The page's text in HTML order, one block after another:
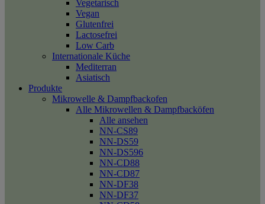
Vegetarisch
Vegan
Glutenfrei
Lactosefrei
Low Carb
Internationale Küche
Mediterran
Asiatisch
Produkte
Mikrowelle & Dampfbackofen
Alle Mikrowellen & Dampfbacköfen
Alle ansehen
NN-CS89
NN-DS59
NN-DS596
NN-CD88
NN-CD87
NN-DF38
NN-DF37